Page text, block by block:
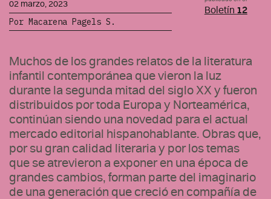
02 marzo, 2023
Por Macarena Pagels S.
Boletín 12
Muchos de los grandes relatos de la literatura
infantil contemporánea que vieron la luz
durante la segunda mitad del siglo XX y fueron
distribuidos por toda Europa y Norteamérica,
continúan siendo una novedad para el actual
mercado editorial hispanohablante. Obras que,
por su gran calidad literaria y por los temas
que se atrevieron a exponer en una época de
grandes cambios, forman parte del imaginario
de una generación que creció en compañía de